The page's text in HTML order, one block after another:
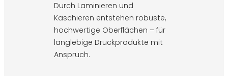
Durch Laminieren und
Kaschieren entstehen robuste,
hochwertige Oberflächen – für
langlebige Druckprodukte mit
Anspruch.